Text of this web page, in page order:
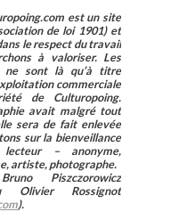
est un site
de loi 1901) et
le respect du travail
à valoriser. Les
ne sont là qu’à titre
commerciale
de Culturopoing.
avait malgré tout
sera de fait enlevée
sur la bienveillance
– anonyme,
artiste, photographe.
Piszczorowicz
Rossignot
).